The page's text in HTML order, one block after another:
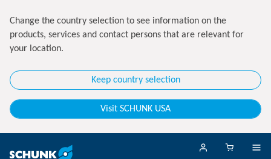
Change the country selection to see information on the
products, services and contact persons that are relevant for
your location.
Keep country selection
Visit SCHUNK USA